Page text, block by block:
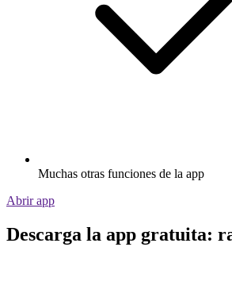
Muchas otras funciones de la app
Abrir app
Descarga la app gratuita: